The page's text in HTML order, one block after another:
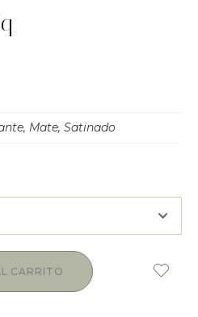
Mate, Satinado
CARRITO